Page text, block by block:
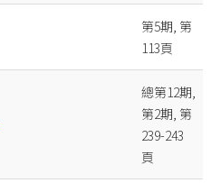
第5期, 第
113頁
總第12期,
第2期, 第
239-243
頁